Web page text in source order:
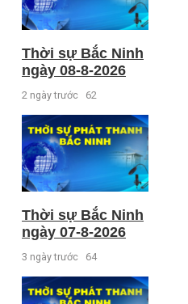
Thời sự Bắc Ninh
ngày 08-8-2026
2 ngày trước 62
Thời sự Bắc Ninh
ngày 07-8-2026
3 ngày trước 64